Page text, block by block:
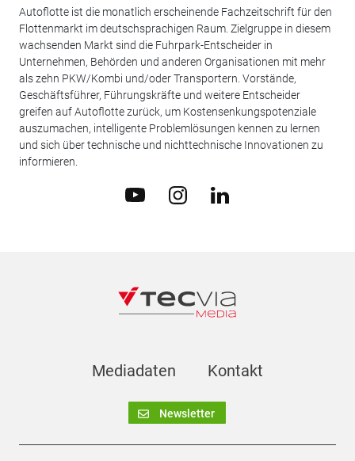
Autoflotte ist die monatlich erscheinende Fachzeitschrift für den
Flottenmarkt im deutschsprachigen Raum. Zielgruppe in diesem
wachsenden Markt sind die Fuhrpark-Entscheider in
Unternehmen, Behörden und anderen Organisationen mit mehr
als zehn PKW/Kombi und/oder Transportern. Vorstände,
Geschäftsführer, Führungskräfte und weitere Entscheider
greifen auf Autoflotte zurück, um Kostensenkungspotenziale
auszumachen, intelligente Problemlösungen kennen zu lernen
und sich über technische und nichttechnische Innovationen zu
informieren.
Mediadaten Kontakt
Newsletter